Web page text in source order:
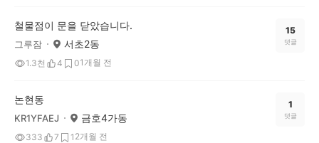
철물점이 문을 닫았습니다.
그루잠 서초2동
1.3천 4 01개월 전
15
댓글
논현동
KR1YFAEJ 금호4가동
333 7 1 2개월 전
1
댓글